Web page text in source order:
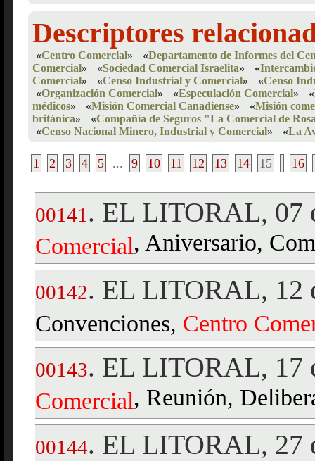
Descriptores
«Centro Comercial» «Departamento de Informes del
Comercial» «Sociedad Comercial Israelita» «
Comercial» «Censo Industrial y Comercial» «Censo
«Organización Comercial» «Especulación Comercial» «
médicos» «Misión Comercial Canadiense» «Misión
británica» «Compañía de Seguros "La Comercial de
«Censo Nacional Minero, Industrial y Comercial» «La
1 2 3 4 5 ... 9 10 11 12 13 14 15 16
00141 . EL LITORAL, 07
Comercial, Aniversario,
00142. EL LITORAL, 12
Convenciones, Centro
00143. EL LITORAL, 17
Comercial, Reunión,
00144. EL LITORAL, 27